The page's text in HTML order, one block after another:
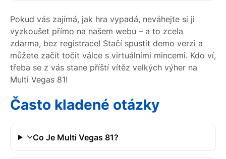
Pokud vás zajímá, jak hra vypadá, neváhejte si ji
vyzkoušet přímo na našem webu – a to zcela
zdarma, bez registrace! Stačí spustit demo verzi a
můžete začít točit válce s virtuálními mincemi. Kdo ví,
třeba se z vás stane příští vítěz velkých výher na
Multi Vegas 81!
Často kladené otázky
Co Je Multi Vegas 81?